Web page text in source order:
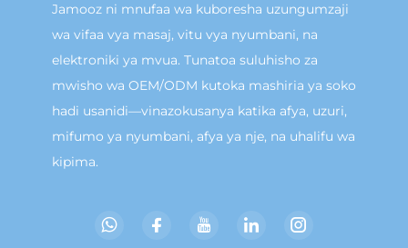
Jamooz ni mnufaa wa kuboresha uzungumzaji
wa vifaa vya masaj, vitu vya nyumbani, na
elektroniki ya mvua. Tunatoa suluhisho za
mwisho wa OEM/ODM kutoka mashiria ya soko
hadi usanidi—vinazokusanya katika afya, uzuri,
mifumo ya nyumbani, afya ya nje, na uhalifu wa
kipima.